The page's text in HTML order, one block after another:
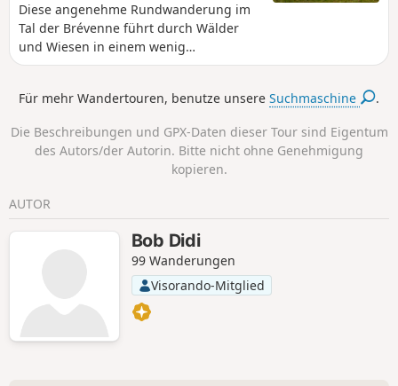
Diese angenehme Rundwanderung im
Tal der Brévenne führt durch Wälder
und Wiesen in einem wenig
frequentierten und eher geheimen
Zentralmassiv und die Monts du
führt die Route hinunter ins Tal und,
nachdem sie sich auf der
gegenüberliegenden Seite etwas Zeit
gelassen hat, durch das charmante
kleine Dorf Meys, bevor sie die
Brévenne überquert und wieder hinauf
nach Grézieu-le-Marché und Aveize
Für mehr Wandertouren, benutze unsereSuchmaschine .
Die Beschreibungen und GPX-Daten dieser Tour sind Eigentum
des Autors/der Autorin. Bitte nicht ohne Genehmigung
kopieren.
AUTOR
Bob Didi
99 Wanderungen
Visorando-Mitglied